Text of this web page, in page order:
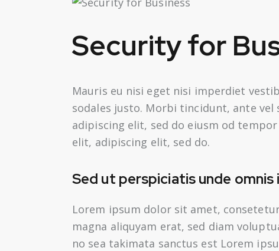
Security for
Mauris eu nisi eget nisi imperdiet
sodales justo. Morbi tincidunt, ante
adipiscing elit, sed do eiusm od
elit, adipiscing elit, sed do.
Sed ut perspiciatis unde
Lorem ipsum dolor sit amet,
magna aliquyam erat, sed diam
no sea takimata sanctus est Lorem